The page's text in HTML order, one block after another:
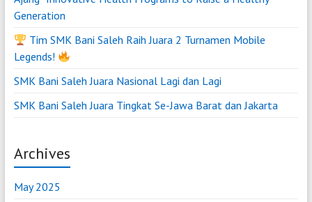
Generation
Tim SMK Bani Saleh Raih Juara 2 Turnamen Mobile
Legends!
SMK Bani Saleh Juara Nasional Lagi dan Lagi
SMK Bani Saleh Juara Tingkat Se-Jawa Barat dan Jakarta
Archives
May 2025